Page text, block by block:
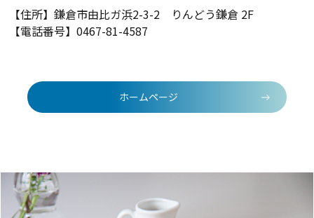
【住所】鎌倉市由比ガ浜2-3-2 りんどう鎌倉 2F
【電話番号】0467-81-4587
ホームページ